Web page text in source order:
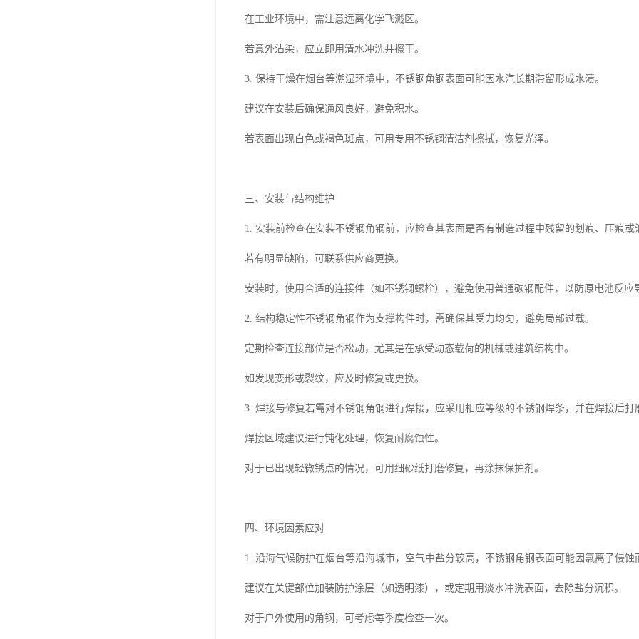
在工业环境中，需注意远离化学飞溅区。
若意外沾染，应立即用清水冲洗并擦干。
3. 保持干燥在烟台等潮湿环境中，不锈钢角钢表面可能因水汽长期滞留形成水渍。
建议在安装后确保通风良好，避免积水。
若表面出现白色或褐色斑点，可用专用不锈钢清洁剂擦拭，恢复光泽。
三、安装与结构维护
1. 安装前检查在安装不锈钢角钢前，应检查其表面是否有制造过程中残留的划痕、压痕或
若有明显缺陷，可联系供应商更换。
安装时，使用合适的连接件（如不锈钢螺栓），避免使用普通碳钢配件，以防原电池反应
2. 结构稳定性不锈钢角钢作为支撑构件时，需确保其受力均匀，避免局部过载。
定期检查连接部位是否松动，尤其是在承受动态载荷的机械或建筑结构中。
如发现变形或裂纹，应及时修复或更换。
3. 焊接与修复若需对不锈钢角钢进行焊接，应采用相应等级的不锈钢焊条，并在焊接后打
焊接区域建议进行钝化处理，恢复耐腐蚀性。
对于已出现轻微锈点的情况，可用细砂纸打磨修复，再涂抹保护剂。
四、环境因素应对
1. 沿海气候防护在烟台等沿海城市，空气中盐分较高，不锈钢角钢表面可能因氯离子侵蚀
建议在关键部位加装防护涂层（如透明漆），或定期用淡水冲洗表面，去除盐分沉积。
对于户外使用的角钢，可考虑每季度检查一次。